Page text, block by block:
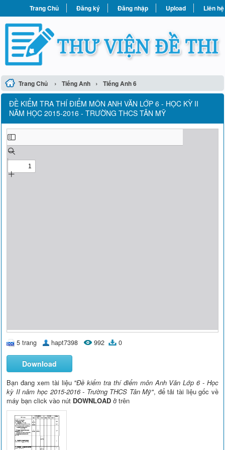
Trang Chủ Đăng ký Đăng nhập Upload Liên hệ
Trang Chủ › Tiếng Anh › Tiếng Anh 6
ĐỀ KIỂM TRA THÍ ĐIỂM MÔN ANH VĂN LỚP 6 - HỌC KỲ II
NĂM HỌC 2015-2016 - TRƯỜNG THCS TÂN MỸ
5 trang hapt7398 992 0
Download
Bạn đang xem tài liệu "Đề kiểm tra thí điểm môn Anh Văn Lớp 6 - Học
kỳ II năm học 2015-2016 - Trường THCS Tân Mỹ", để tải tài liệu gốc về
máy bạn click vào nút DOWNLOAD ở trên